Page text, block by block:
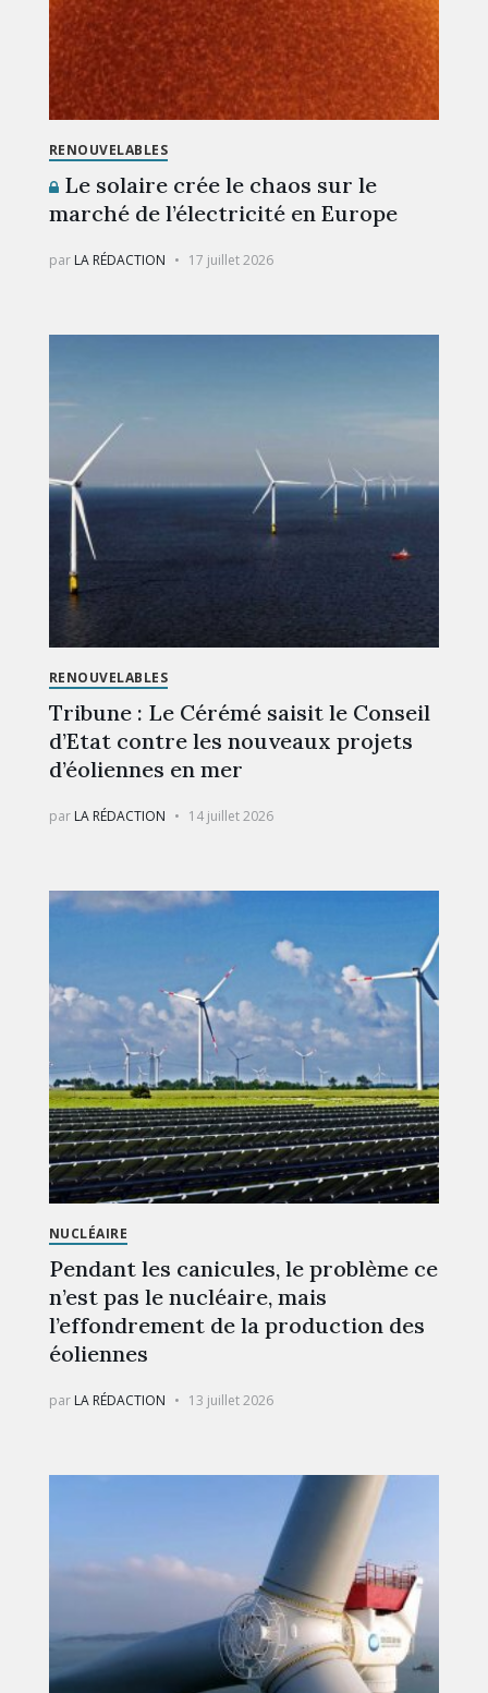
RENOUVELABLES
Le solaire crée le chaos sur le
marché de l’électricité en Europe
par LA RÉDACTION 17 juillet 2026
RENOUVELABLES
Tribune : Le Cérémé saisit le Conseil
d’Etat contre les nouveaux projets
d’éoliennes en mer
par LA RÉDACTION 14 juillet 2026
NUCLÉAIRE
Pendant les canicules, le problème ce
n’est pas le nucléaire, mais
l’effondrement de la production des
éoliennes
par LA RÉDACTION 13 juillet 2026